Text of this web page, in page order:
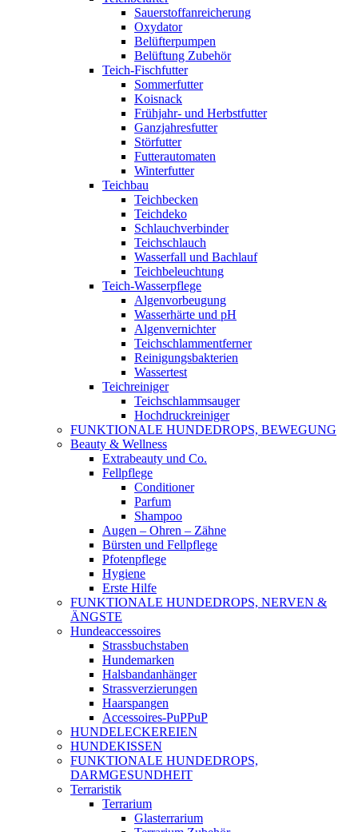
Sauerstoffanreicherung
Oxydator
Belüfterpumpen
Belüftung Zubehör
Teich-Fischfutter
Sommerfutter
Koisnack
Frühjahr- und Herbstfutter
Ganzjahresfutter
Störfutter
Futterautomaten
Winterfutter
Teichbau
Teichbecken
Teichdeko
Schlauchverbinder
Teichschlauch
Wasserfall und Bachlauf
Teichbeleuchtung
Teich-Wasserpflege
Algenvorbeugung
Wasserhärte und pH
Algenvernichter
Teichschlammentferner
Reinigungsbakterien
Wassertest
Teichreiniger
Teichschlammsauger
Hochdruckreiniger
FUNKTIONALE HUNDEDROPS, BEWEGUNG
Beauty & Wellness
Extrabeauty und Co.
Fellpflege
Conditioner
Parfum
Shampoo
Augen – Ohren – Zähne
Bürsten und Fellpflege
Pfotenpflege
Hygiene
Erste Hilfe
FUNKTIONALE HUNDEDROPS, NERVEN &
ÄNGSTE
Hundeaccessoires
Strassbuchstaben
Hundemarken
Halsbandanhänger
Strassverzierungen
Haarspangen
Accessoires-PuPPuP
HUNDELECKEREIEN
HUNDEKISSEN
FUNKTIONALE HUNDEDROPS,
DARMGESUNDHEIT
Terraristik
Terrarium
Glasterrarium